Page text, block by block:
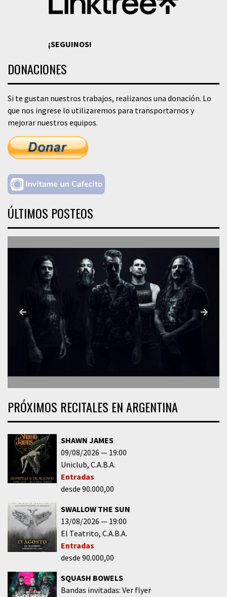
¡SEGUINOS!
DONACIONES
Si te gustan nuestros trabajos, realizanos una donación. Lo
que nos ingrese lo utilizaremos para transportarnos y
mejorar nuestros equipos.
ÚLTIMOS POSTEOS
PRÓXIMOS RECITALES EN ARGENTINA
SHAWN JAMES
09/08/2026
19:00
Uniclub C.A.B.A.
Entradas
desde 90.000,00
SWALLOW THE SUN
13/08/2026
19:00
El Teatrito C.A.B.A.
Entradas
desde 90.000,00
SQUASH BOWELS
Bandas invitadas: Ver flyer